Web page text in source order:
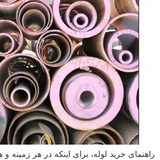
راهنمای خرید لوله، برای اینکه در هر زمینه